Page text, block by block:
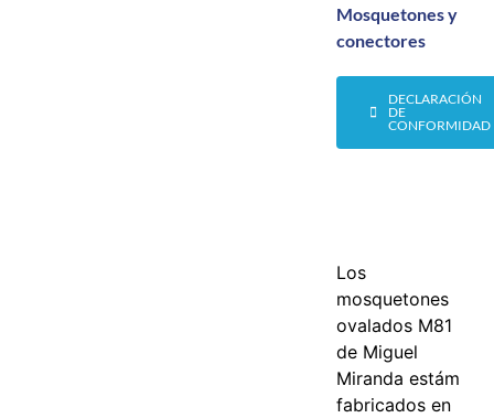
Mosquetones y
conectores
DECLARACIÓN
DE
CONFORMIDAD
Los
mosquetones
ovalados M81
de Miguel
Miranda estám
fabricados en